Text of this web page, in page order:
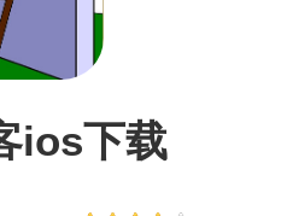
ios下载